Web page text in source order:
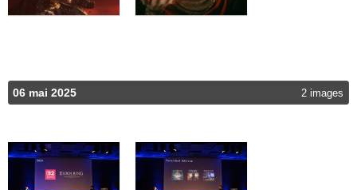
06 mai 2025 2 images